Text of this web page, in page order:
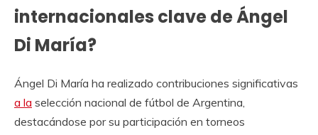
internacionales clave de Ángel
Di María?
Ángel Di María ha realizado contribuciones significativas
a la selección nacional de fútbol de Argentina,
destacándose por su participación en torneos